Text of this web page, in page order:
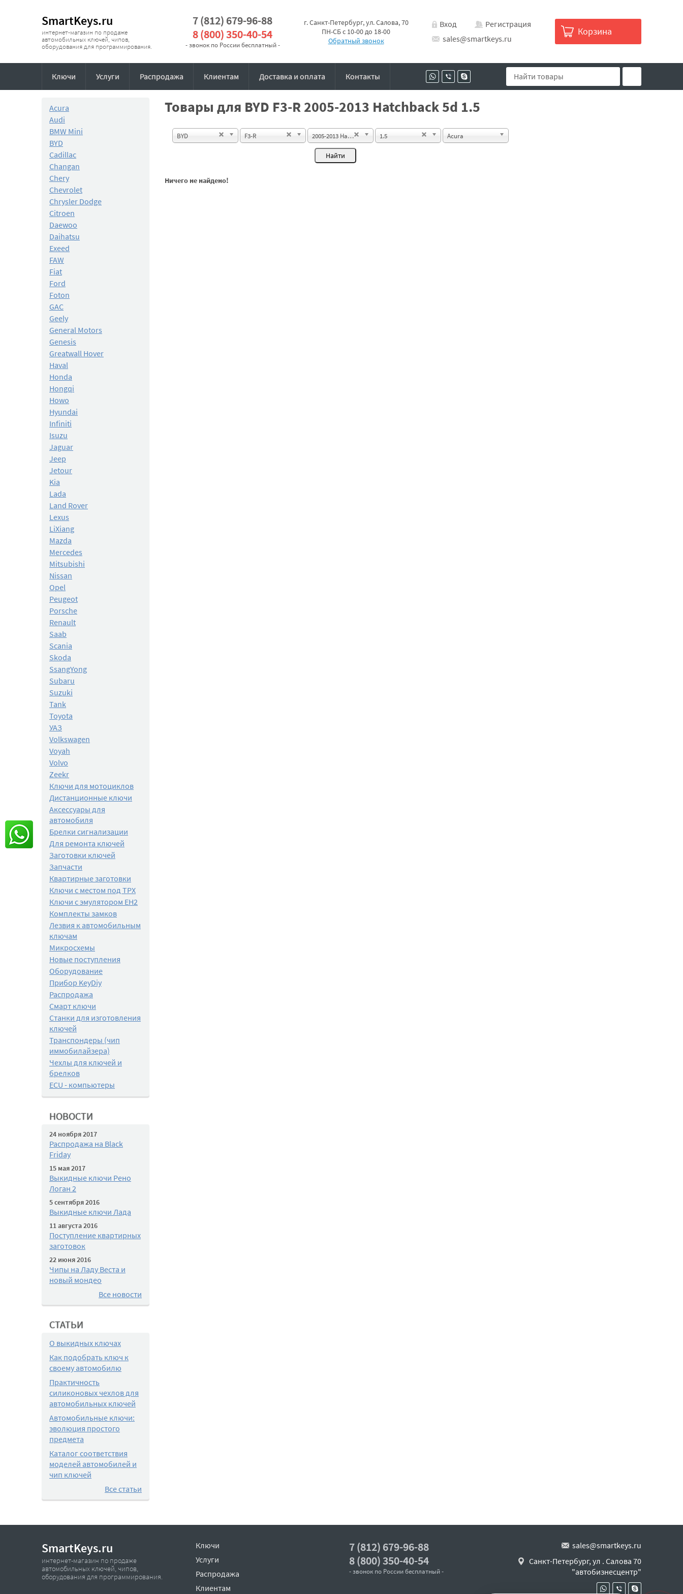
SmartKeys.ru
интернет-магазин по продаже
автомобильных ключей, чипов,
оборудования для программирования.
7 (812) 679-96-88
8 (800) 350-40-54
- звонок по России бесплатный -
г. Санкт-Петербург, ул. Салова, 70
ПН-СБ с 10-00 до 18-00
Обратный звонок
Вход
Регистрация
sales@smartkeys.ru
Корзина
Ключи Услуги Распродажа Клиентам Доставка и оплата Контакты
Acura
Audi
BMW Mini
BYD
Cadillac
Changan
Chery
Chevrolet
Chrysler Dodge
Citroen
Daewoo
Daihatsu
Exeed
FAW
Fiat
Ford
Foton
GAC
Geely
General Motors
Genesis
Greatwall Hover
Haval
Honda
Hongqi
Howo
Hyundai
Infiniti
Isuzu
Jaguar
Jeep
Jetour
Kia
Lada
Land Rover
Lexus
LiXiang
Mazda
Mercedes
Mitsubishi
Nissan
Opel
Peugeot
Porsche
Renault
Saab
Scania
Skoda
SsangYong
Subaru
Suzuki
Tank
Toyota
УАЗ
Volkswagen
Voyah
Volvo
Zeekr
Ключи для мотоциклов
Дистанционные ключи
Аксессуары для
автомобиля
Брелки сигнализации
Для ремонта ключей
Заготовки ключей
Запчасти
Квартирные заготовки
Ключи с местом под TPX
Ключи с эмулятором EH2
Комплекты замков
Лезвия к автомобильным
ключам
Микросхемы
Новые поступления
Оборудование
Прибор KeyDiy
Распродажа
Смарт ключи
Станки для изготовления
ключей
Транспондеры (чип
иммобилайзера)
Чехлы для ключей и
брелков
ECU - компьютеры
НОВОСТИ
24 ноября 2017
Распродажа на Black
Friday
15 мая 2017
Выкидные ключи Рено
Логан 2
5 сентября 2016
Выкидные ключи Лада
11 августа 2016
Поступление квартирных
заготовок
22 июня 2016
Чипы на Ладу Веста и
новый мондео
Все новости
СТАТЬИ
О выкидных ключах
Как подобрать ключ к
своему автомобилю
Практичность
силиконовых чехлов для
автомобильных ключей
Автомобильные ключи:
эволюция простого
предмета
Каталог соответствия
моделей автомобилей и
чип ключей
Все статьи
Товары для BYD F3-R 2005-2013 Hatchback 5d 1.5
BYD F3-R 2005-2013 Hatchback 5d 1.5 Acura
Ничего не найдено!
SmartKeys.ru
интернет-магазин по продаже
автомобильных ключей, чипов,
оборудования для программирования.
Ключи
Услуги
Распродажа
Клиентам
7 (812) 679-96-88
8 (800) 350-40-54
- звонок по России бесплатный -
sales@smartkeys.ru
Санкт-Петербург, ул . Салова 70
"автобизнесцентр"